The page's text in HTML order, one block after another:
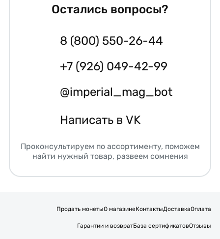
Остались вопросы?
8 (800) 550-26-44
+7 (926) 049-42-99
@imperial_mag_bot
Написать в VK
Проконсультируем по ассортименту, поможем
найти нужный товар, развеем сомнения
Продать монетыО магазинеКонтактыДоставкаОплата
Гарантии и возвратБаза сертификатовОтзывы